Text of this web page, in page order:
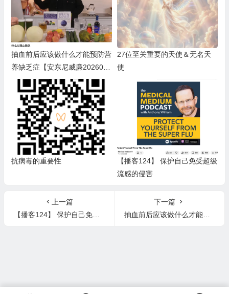
抽血前后应该做什么才能预防营
养缺乏症【安东尼威廉2026013
0直播翻译】
27位至关重要的天使＆无名天
使
抗病毒的重要性
【播客124】 保护自己免受超级
流感的侵害
上一篇
【播客124】 保护自己免受超级流感的侵害
下一篇
抽血前后应该做什么才能预防营养缺乏症【安东尼威廉20260130直播翻译】